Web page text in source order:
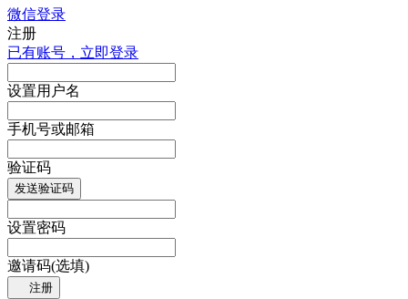
微信登录
注册
已有账号，立即登录
设置用户名
手机号或邮箱
验证码
发送验证码
设置密码
邀请码(选填)
注册